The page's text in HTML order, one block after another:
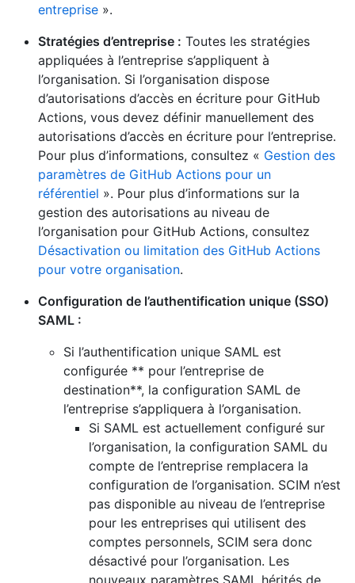
entreprise ».
Stratégies d’entreprise : Toutes les stratégies
appliquées à l’entreprise s’appliquent à
l’organisation. Si l’organisation dispose
d’autorisations d’accès en écriture pour GitHub
Actions, vous devez définir manuellement des
autorisations d’accès en écriture pour l’entreprise.
Pour plus d’informations, consultez « Gestion des
paramètres de GitHub Actions pour un
référentiel ». Pour plus d’informations sur la
gestion des autorisations au niveau de
l’organisation pour GitHub Actions, consultez
Désactivation ou limitation des GitHub Actions
pour votre organisation.
Configuration de l’authentification unique (SSO)
SAML :
Si l’authentification unique SAML est
configurée ** pour l’entreprise de
destination**, la configuration SAML de
l’entreprise s’appliquera à l’organisation.
Si SAML est actuellement configuré sur
l’organisation, la configuration SAML du
compte de l’entreprise remplacera la
configuration de l’organisation. SCIM n’est
pas disponible au niveau de l’entreprise
pour les entreprises qui utilisent des
comptes personnels, SCIM sera donc
désactivé pour l’organisation. Les